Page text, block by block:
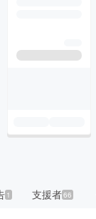
1 支援者66